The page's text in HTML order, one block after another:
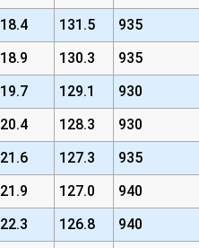
18.4 131.5
935
18.9 130.3
935
19.7 129.1
930
20.4 128.3
930
21.6 127.3
935
21.9 127.0
940
22.3 126.8
940